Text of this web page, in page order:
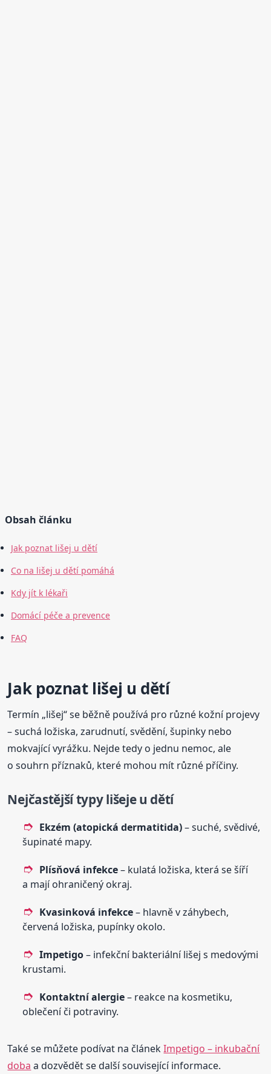
Obsah článku
Jak poznat lišej u dětí
Co na lišej u dětí pomáhá
Kdy jít k lékaři
Domácí péče a prevence
FAQ
Jak poznat lišej u dětí
Termín „lišej“ se běžně používá pro různé kožní projevy
– suchá ložiska, zarudnutí, svědění, šupinky nebo
mokvající vyrážku. Nejde tedy o jednu nemoc, ale
o souhrn příznaků, které mohou mít různé příčiny.
Nejčastější typy lišeje u dětí
Ekzém (atopická dermatitida)– suché, svědivé,
šupinaté mapy.
Plísňová infekce– kulatá ložiska, která se šíří
a mají ohraničený okraj.
Kvasinková infekce– hlavně v záhybech,
červená ložiska, pupínky okolo.
Impetigo– infekční bakteriální lišej s medovými
krustami.
Kontaktní alergie– reakce na kosmetiku,
oblečení či potraviny.
Také se můžete podívat na článekImpetigo – inkubační
doba a dozvědět se další související informace.